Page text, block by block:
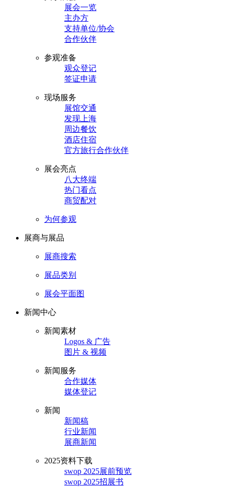
展会一览
主办方
支持单位/协会
合作伙伴
参观准备
观众登记
签证申请
现场服务
展馆交通
发现上海
周边餐饮
酒店住宿
官方旅行合作伙伴
展会亮点
八大终端
热门看点
商贸配对
为何参观
展商与展品
展商搜索
展品类别
展会平面图
新闻中心
新闻素材
Logos & 广告
图片 & 视频
新闻服务
合作媒体
媒体登记
新闻
新闻稿
行业新闻
展商新闻
2025资料下载
swop 2025展前预览
swop 2025招展书